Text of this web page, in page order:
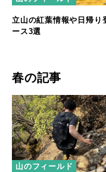
立山の紅葉情報や日帰り
ース3選
春の記事
山のフィールド